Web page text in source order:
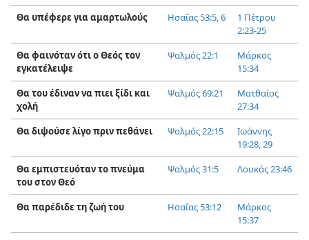
Θα υπέφερε για αμαρτωλούς
Ησαΐας 53:5, 6
1 Πέτρου
2:23-25
Θα φαινόταν ότι ο Θεός τον
εγκατέλειψε
Ψαλμός 22:1
Μάρκος
15:34
Θα του έδιναν να πιει ξίδι και
χολή
Ψαλμός 69:21
Ματθαίος
27:34
Θα διψούσε λίγο πριν πεθάνει
Ψαλμός 22:15
Ιωάννης
19:28, 29
Θα εμπιστευόταν το πνεύμα
του στον Θεό
Ψαλμός 31:5 Λουκάς 23:46
Θα παρέδιδε τη ζωή του Ησαΐας 53:12
Μάρκος
15:37